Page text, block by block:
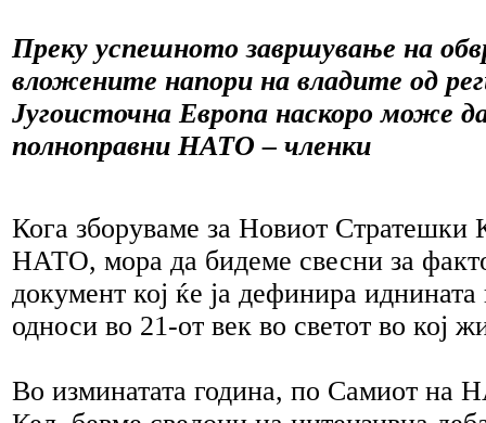
Преку успешното завршување на
вложените напори на владите од
Југоисточна Европа наскоро може
полноправни НАТО – членки
Кога зборуваме за Новиот Стратешки
НАТО, мора да бидеме свесни за
документ кој ќе ја дефинира иднината
односи во 21-от век во светот во кој
Во изминатата година, по Самиот на